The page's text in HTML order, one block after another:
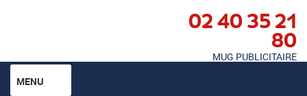
02 40 35 21
80
MUG PUBLICITAIRE
MENU